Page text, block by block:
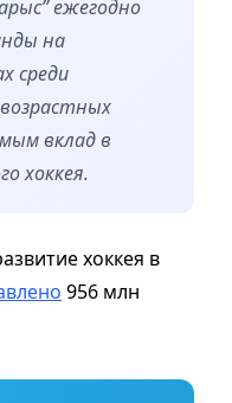
ежегодно
на
среди
вклад в
хоккея.
хоккея в
956 млн